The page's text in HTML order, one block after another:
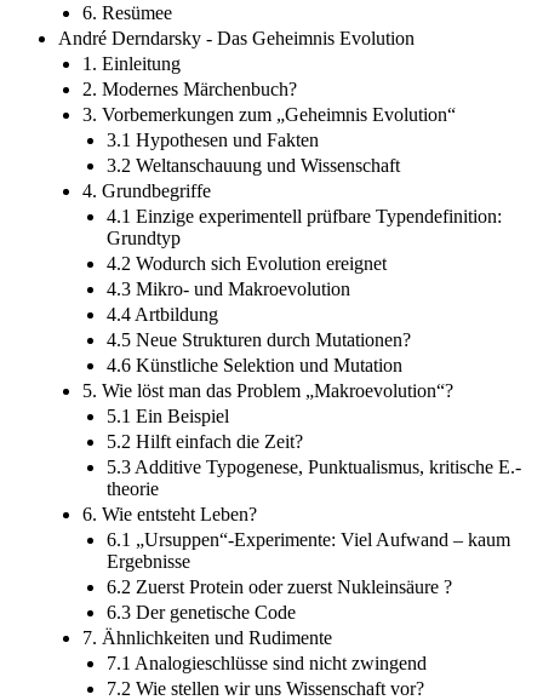
6. Resümee
André Derndarsky - Das Geheimnis Evolution
1. Einleitung
2. Modernes Märchenbuch?
3. Vorbemerkungen zum „Geheimnis Evolution“
3.1 Hypothesen und Fakten
3.2 Weltanschauung und Wissenschaft
4. Grundbegriffe
4.1 Einzige experimentell prüfbare Typendefinition:
Grundtyp
4.2 Wodurch sich Evolution ereignet
4.3 Mikro- und Makroevolution
4.4 Artbildung
4.5 Neue Strukturen durch Mutationen?
4.6 Künstliche Selektion und Mutation
5. Wie löst man das Problem „Makroevolution“?
5.1 Ein Beispiel
5.2 Hilft einfach die Zeit?
5.3 Additive Typogenese, Punktualismus, kritische E.-
theorie
6. Wie entsteht Leben?
6.1 „Ursuppen“-Experimente: Viel Aufwand – kaum
Ergebnisse
6.2 Zuerst Protein oder zuerst Nukleinsäure ?
6.3 Der genetische Code
7. Ähnlichkeiten und Rudimente
7.1 Analogieschlüsse sind nicht zwingend
7.2 Wie stellen wir uns Wissenschaft vor?